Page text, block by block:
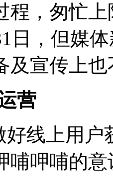
程，匆忙
日，但媒
及宣传上
营
好线上用
哺呷哺的